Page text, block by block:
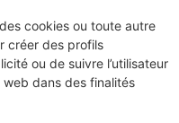
cookies ou toute autre
créer des profils
ou de suivre l’utilisateur
dans des finalités